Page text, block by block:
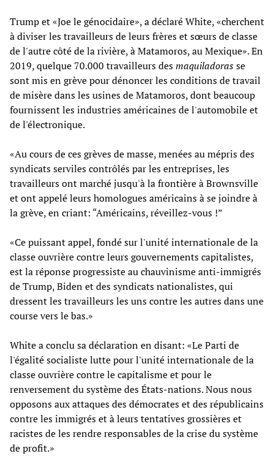
Trump et «Joe le génocidaire», a déclaré White, «cherchent
à diviser les travailleurs de leurs frères et sœurs de classe
de l'autre côté de la rivière, à Matamoros, au Mexique». En
2019, quelque 70.000 travailleurs desmaquiladorasse
sont mis en grève pour dénoncer les conditions de travail
de misère dans les usines de Matamoros, dont beaucoup
fournissent les industries américaines de l'automobile et
de l'électronique.
«Au cours de ces grèves de masse, menées au mépris des
syndicats serviles contrôlés par les entreprises, les
travailleurs ont marché jusqu'à la frontière à Brownsville
et ont appelé leurs homologues américains à se joindre à
la grève, en criant: “Américains, réveillez-vous !”
«Ce puissant appel, fondé sur l'unité internationale de la
classe ouvrière contre leurs gouvernements capitalistes,
est la réponse progressiste au chauvinisme anti-immigrés
de Trump, Biden et des syndicats nationalistes, qui
dressent les travailleurs les uns contre les autres dans une
course vers le bas.»
White a conclu sa déclaration en disant: «Le Parti de
l'égalité socialiste lutte pour l'unité internationale de la
classe ouvrière contre le capitalisme et pour le
renversement du système des États-nations. Nous nous
opposons aux attaques des démocrates et des républicains
contre les immigrés et à leurs tentatives grossières et
racistes de les rendre responsables de la crise du système
de profit.»